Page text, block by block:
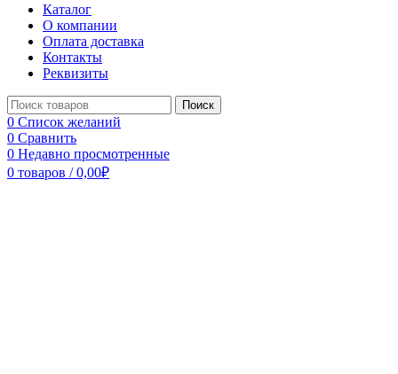
Каталог
О компании
Оплата доставка
Контакты
Реквизиты
Поиск
0 Список желаний
0 Сравнить
0 Недавно просмотренные
0 товаров / 0,00₽